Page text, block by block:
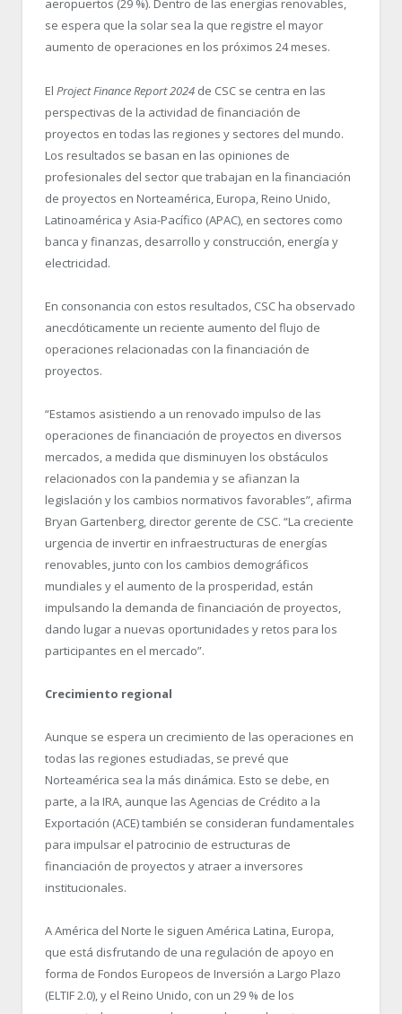
aeropuertos (29 %). Dentro de las energías renovables,
se espera que la solar sea la que registre el mayor
aumento de operaciones en los próximos 24 meses.
El Project Finance Report 2024 de CSC se centra en las
perspectivas de la actividad de financiación de
proyectos en todas las regiones y sectores del mundo.
Los resultados se basan en las opiniones de
profesionales del sector que trabajan en la financiación
de proyectos en Norteamérica, Europa, Reino Unido,
Latinoamérica y Asia-Pacífico (APAC), en sectores como
banca y finanzas, desarrollo y construcción, energía y
electricidad.
En consonancia con estos resultados, CSC ha observado
anecdóticamente un reciente aumento del flujo de
operaciones relacionadas con la financiación de
proyectos.
“Estamos asistiendo a un renovado impulso de las
operaciones de financiación de proyectos en diversos
mercados, a medida que disminuyen los obstáculos
relacionados con la pandemia y se afianzan la
legislación y los cambios normativos favorables”, afirma
Bryan Gartenberg, director gerente de CSC. “La creciente
urgencia de invertir en infraestructuras de energías
renovables, junto con los cambios demográficos
mundiales y el aumento de la prosperidad, están
impulsando la demanda de financiación de proyectos,
dando lugar a nuevas oportunidades y retos para los
participantes en el mercado”.
Crecimiento regional
Aunque se espera un crecimiento de las operaciones en
todas las regiones estudiadas, se prevé que
Norteamérica sea la más dinámica. Esto se debe, en
parte, a la IRA, aunque las Agencias de Crédito a la
Exportación (ACE) también se consideran fundamentales
para impulsar el patrocinio de estructuras de
financiación de proyectos y atraer a inversores
institucionales.
A América del Norte le siguen América Latina, Europa,
que está disfrutando de una regulación de apoyo en
forma de Fondos Europeos de Inversión a Largo Plazo
(ELTIF 2.0), y el Reino Unido, con un 29 % de los